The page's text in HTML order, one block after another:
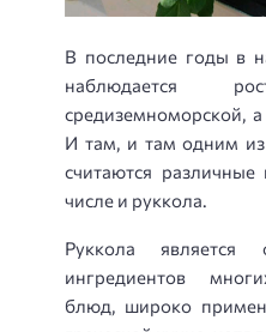
В последние годы в
наблюдается
средиземноморской,
И там, и там одним
считаются
числе и руккола.
Руккола
ингредиентов
блюд, широко